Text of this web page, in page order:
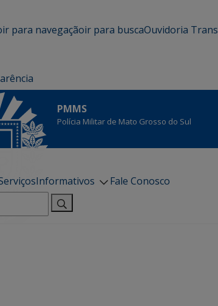
ir para navegaçãoir para buscaOuvidoria
PMMS
Polícia Militar de Mato Grosso do Sul
Informativos
Fale Conosco